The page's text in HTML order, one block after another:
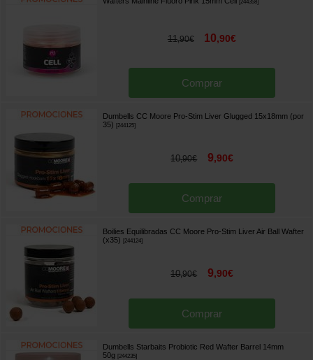
[244358]
11,90€ 10,90€
Comprar
Dumbells CC Moore Pro-Stim Liver Glugged 15x18mm (por
35) [244125]
10,90€ 9,90€
Comprar
Boilies Equilibradas CC Moore Pro-Stim Liver Air Ball Wafter
(x35) [244124]
10,90€ 9,90€
Comprar
Dumbells Starbaits Probiotic Red Wafter Barrel 14mm
50g [244235]